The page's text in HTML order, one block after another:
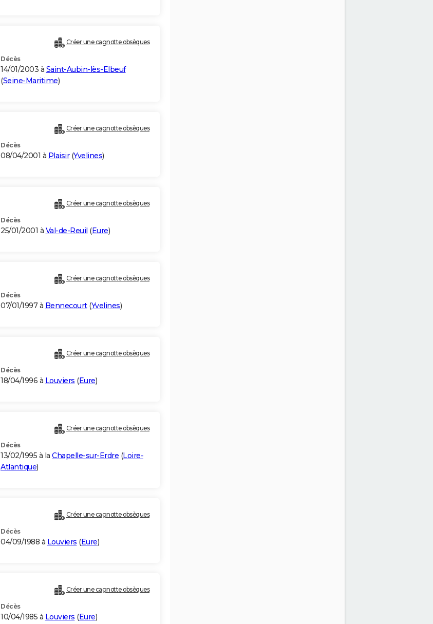
Créer une cagnotte obsèques
Décès
14/01/2003 à Saint-Aubin-lès-Elbeuf
(Seine-Maritime)
Créer une cagnotte obsèques
Décès
08/04/2001 à Plaisir(Yvelines)
Créer une cagnotte obsèques
Décès
25/01/2001 à Val-de-Reuil (Eure)
Créer une cagnotte obsèques
Décès
07/01/1997 à Bennecourt(Yvelines)
Créer une cagnotte obsèques
Décès
18/04/1996 à Louviers (Eure)
Créer une cagnotte obsèques
Décès
13/02/1995 à la Chapelle-sur-Erdre (Loire-
Atlantique)
Créer une cagnotte obsèques
Décès
04/09/1988 à Louviers (Eure)
Créer une cagnotte obsèques
Décès
10/04/1985 à Louviers (Eure)